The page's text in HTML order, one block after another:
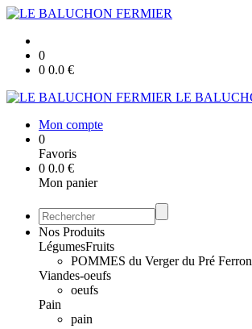
0
0 0.0 €
LE
Mon compte
0
Favoris
0 0.0 €
Mon panier
Nos Produits
LégumesFruits
POMMES du Verger du Pré Ferron
Viandes-oeufs
oeufs
Pain
pain